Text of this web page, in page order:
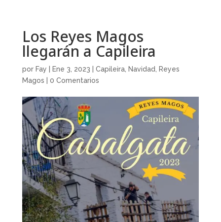
Los Reyes Magos
llegarán a Capileira
por Fay Ene 3, 2023 Capileira, Navidad
Reyes
Magos
0 Comentarios